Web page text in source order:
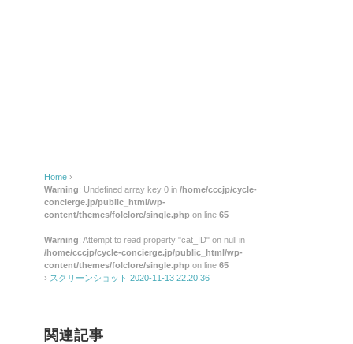
Home ›
Warning: Undefined array key 0 in /home/cccjp/cycle-
concierge.jp/public_html/wp-
content/themes/folclore/single.php on line 65
Warning: Attempt to read property "cat_ID" on null in
/home/cccjp/cycle-concierge.jp/public_html/wp-
content/themes/folclore/single.php on line 65
› スクリーンショット 2020-11-13 22.20.36
関連記事